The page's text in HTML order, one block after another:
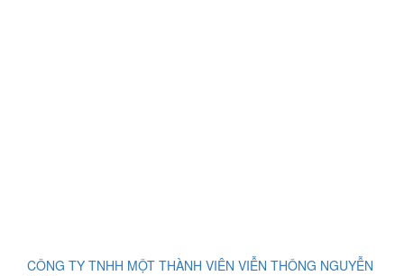
CÔNG TY TNHH MỘT THÀNH VIÊN VIỄN THÔNG NGUYỄN